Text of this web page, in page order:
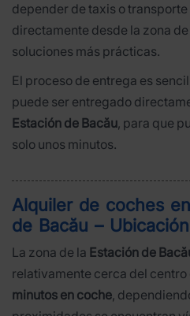
depender de taxis o
directamente desde la zona
soluciones más prácticas.
El proceso de entrega es
puede ser entregado
Estación de Bacău, para que
solo unos minutos.
Alquiler de coches
de Bacău –
La zona de la Estación de
relativamente cerca del centro
minutos en coche,